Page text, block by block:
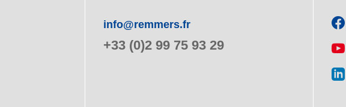
info@remmers.fr
+33 (0)2 99 75 93 29